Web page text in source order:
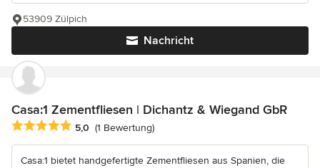
Nachricht
53909 Zülpich
Casa:1 Zementfliesen | Dichantz & Wiegand GbR
Durchschnittliche Bewertung: 5 von 5 Sternen
5,0 (1 Bewertung)
Casa:1 bietet handgefertigte Zementfliesen aus Spanien, die